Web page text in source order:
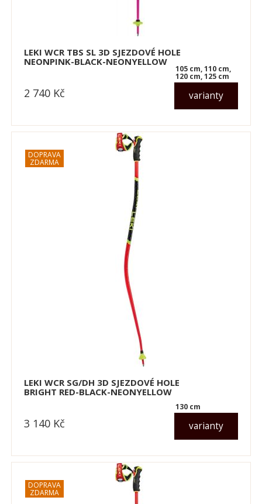
LEKI WCR TBS SL 3D SJEZDOVÉ HOLE
NEONPINK-BLACK-NEONYELLOW
varianty
105 cm, 110 cm,
120 cm, 125 cm
2 740 Kč
LEKI WCR SG/DH 3D SJEZDOVÉ HOLE
BRIGHT RED-BLACK-NEONYELLOW
varianty
130 cm
3 140 Kč